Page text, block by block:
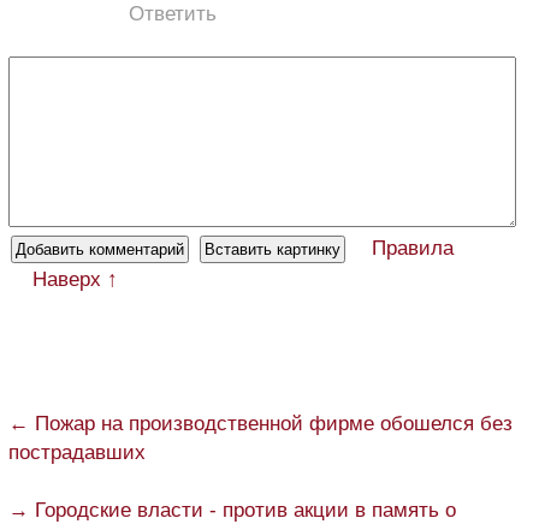
Ответить
Правила
Наверх ↑
← Пожар на производственной фирме обошелся без
пострадавших
→ Городские власти - против акции в память о